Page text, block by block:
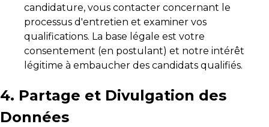
candidature, vous contacter concernant le
processus d'entretien et examiner vos
qualifications. La base légale est votre
consentement (en postulant) et notre intérêt
légitime à embaucher des candidats qualifiés.
4. Partage et Divulgation des
Données